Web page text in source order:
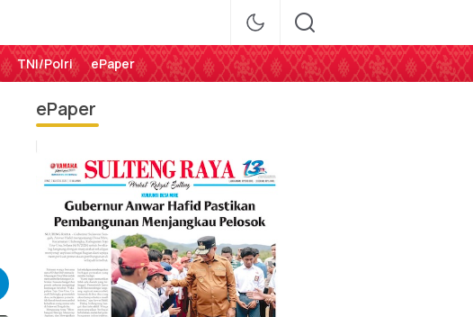
TNI/Polri ePaper
ePaper